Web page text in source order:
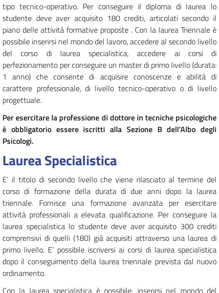
tipo tecnico-operativo. Per conseguire il diploma di laurea lo
studente deve aver acquisito 180 crediti, articolati secondo il
piano delle attività formative proposte . Con la laurea Triennale è
possibile inserirsi nel mondo del lavoro, accedere al secondo livello
del corso di laurea specialistica, accedere ai corsi di
perfezionamento per conseguire un master di primo livello (durata:
1 anno) che consente di acquisire conoscenze e abilità di
carattere professionale, di livello tecnico-operativo o di livello
progettuale.
Per esercitare la professione di dottore in tecniche psicologiche
è obbligatorio essere iscritti alla Sezione B dell’Albo degli
Psicologi.
Laurea Specialistica
E’ il titolo di secondo livello che viene rilasciato al termine del
corso di formazione della durata di due anni dopo la laurea
triennale. Fornisce una formazione avanzata per esercitare
attività professionali a elevata qualificazione. Per conseguire la
laurea specialistica lo studente deve aver acquisito 300 crediti
comprensivi di quelli (180) già acquisiti attraverso una laurea di
primo livello. E’ possibile iscriversi ai corsi di laurea specialistica
dopo il conseguimento della laurea triennale prevista dal nuovo
ordinamento.
Con la laurea specialistica è possibile: inserirsi nel mondo del